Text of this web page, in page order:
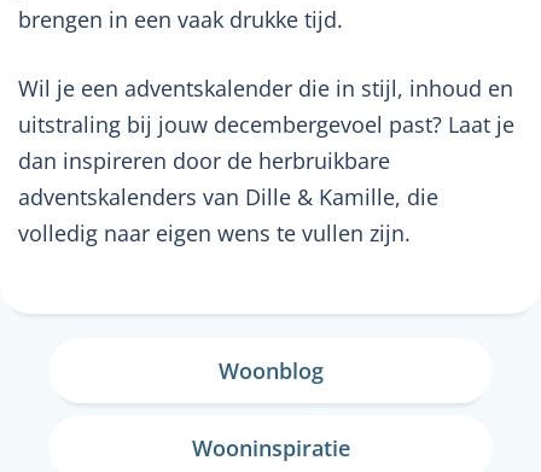
brengen in een vaak drukke tijd.
Wil je een adventskalender die in stijl, inhoud en
uitstraling bij jouw decembergevoel past? Laat je
dan inspireren door de herbruikbare
adventskalenders van Dille & Kamille, die
volledig naar eigen wens te vullen zijn.
Woonblog
Wooninspiratie